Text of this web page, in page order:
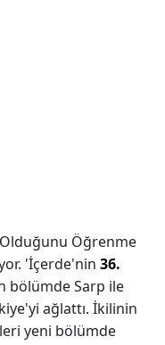
Öğrenme
'İçerde'nin 36.
bölümde Sarp ile
ağlattı. İkilinin
yeni bölümde